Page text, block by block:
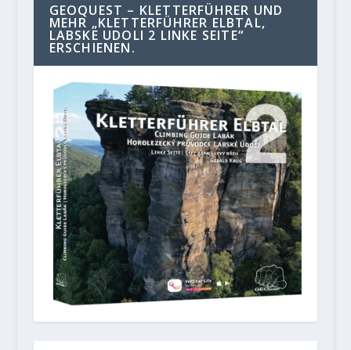
GEOQUEST – KLETTERFÜHRER UND
MEHR „KLETTERFÜHRER ELBTAL,
LABSKE UDOLI 2 LINKE SEITE“
ERSCHIENEN.